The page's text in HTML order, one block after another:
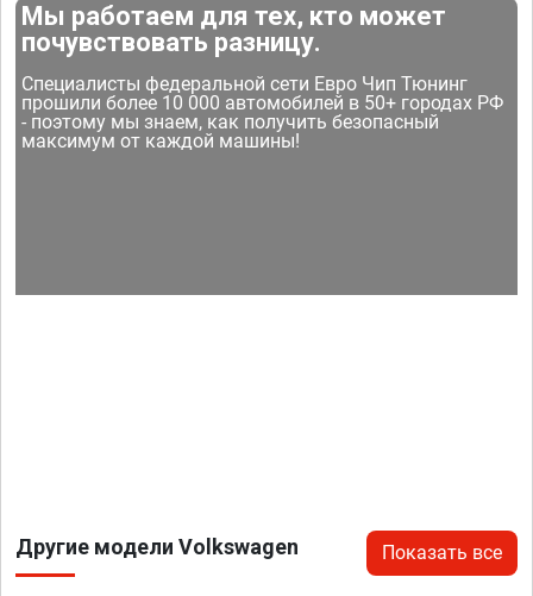
Мы работаем для тех, кто может
почувствовать разницу.
Специалисты федеральной сети Евро Чип Тюнинг
прошили более 10 000 автомобилей в 50+ городах РФ
- поэтому мы знаем, как получить безопасный
максимум от каждой машины!
Другие модели Volkswagen Показать все